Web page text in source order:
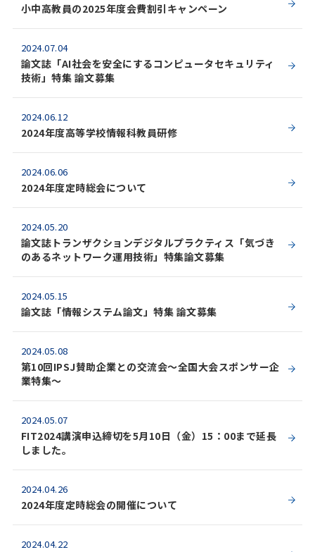
小中高教員の2025年度会費割引キャンペーン
2024.07.04
論文誌「AI社会を安全にするコンピュータセキュリティ
技術」特集 論文募集
2024.06.12
2024年度高等学校情報科教員研修
2024.06.06
2024年度定時総会について
2024.05.20
論文誌トランザクションデジタルプラクティス「気づき
のあるネットワーク運用技術」特集論文募集
2024.05.15
論文誌「情報システム論文」特集 論文募集
2024.05.08
第10回IPSJ賛助企業との交流会～全国大会スポンサー企
業特集～
2024.05.07
FIT2024講演申込締切を5月10日（金）15：00まで延長
しました。
2024.04.26
2024年度定時総会の開催について
2024.04.22